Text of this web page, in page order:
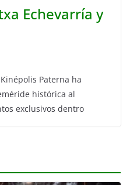
Echevarría y
Paterna ha
histórica al
exclusivos dentro